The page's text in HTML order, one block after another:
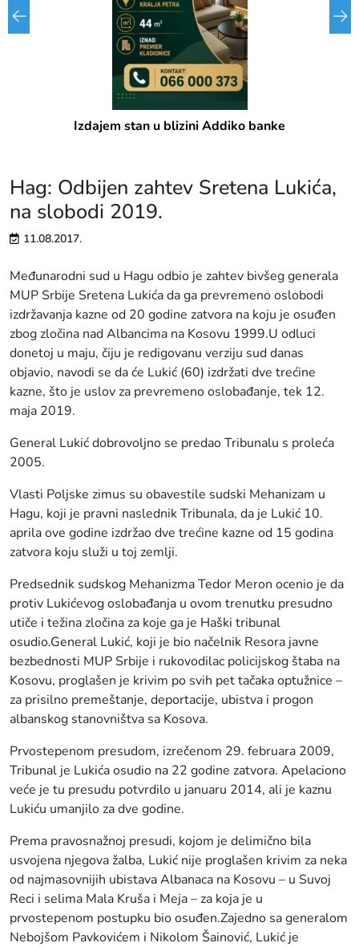
Izdajem stan u blizini Addiko banke
Hag: Odbijen zahtev Sretena Lukića,
na slobodi 2019.
11.08.2017.
Međunarodni sud u Hagu odbio je zahtev bivšeg generala
MUP Srbije Sretena Lukića da ga prevremeno oslobodi
izdržavanja kazne od 20 godine zatvora na koju je osuđen
zbog zločina nad Albancima na Kosovu 1999.U odluci
donetoj u maju, čiju je redigovanu verziju sud danas
objavio, navodi se da će Lukić (60) izdržati dve trećine
kazne, što je uslov za prevremeno oslobađanje, tek 12.
maja 2019.
General Lukić dobrovoljno se predao Tribunalu s proleća
2005.
Vlasti Poljske zimus su obavestile sudski Mehanizam u
Hagu, koji je pravni naslednik Tribunala, da je Lukić 10.
aprila ove godine izdržao dve trećine kazne od 15 godina
zatvora koju služi u toj zemlji.
Predsednik sudskog Mehanizma Tedor Meron ocenio je da
protiv Lukićevog oslobađanja u ovom trenutku presudno
utiče i težina zločina za koje ga je Haški tribunal
osudio.General Lukić, koji je bio načelnik Resora javne
bezbednosti MUP Srbije i rukovodilac policijskog štaba na
Kosovu, proglašen je krivim po svih pet tačaka optužnice –
za prisilno premeštanje, deportacije, ubistva i progon
albanskog stanovništva sa Kosova.
Prvostepenom presudom, izrečenom 29. februara 2009,
Tribunal je Lukića osudio na 22 godine zatvora. Apelaciono
veće je tu presudu potvrdilo u januaru 2014, ali je kaznu
Lukiću umanjilo za dve godine.
Prema pravosnažnoj presudi, kojom je delimično bila
usvojena njegova žalba, Lukić nije proglašen krivim za neka
od najmasovnijih ubistava Albanaca na Kosovu – u Suvoj
Reci i selima Mala Kruša i Meja – za koja je u
prvostepenom postupku bio osuđen.Zajedno sa generalom
Nebojšom Pavkovićem i Nikolom Šainović, Lukić je